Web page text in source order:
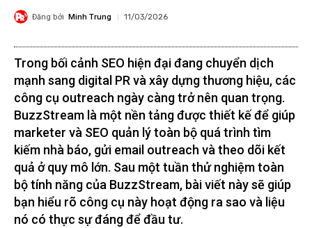
Đăng bởi Minh Trung 11/03/2026
Trong bối cảnh SEO hiện đại đang chuyển dịch
mạnh sang digital PR và xây dựng thương hiệu, các
công cụ outreach ngày càng trở nên quan trọng.
BuzzStream là một nền tảng được thiết kế để giúp
marketer và SEO quản lý toàn bộ quá trình tìm
kiếm nhà báo, gửi email outreach và theo dõi kết
quả ở quy mô lớn. Sau một tuần thử nghiệm toàn
bộ tính năng của BuzzStream, bài viết này sẽ giúp
bạn hiểu rõ công cụ này hoạt động ra sao và liệu
nó có thực sự đáng để đầu tư.